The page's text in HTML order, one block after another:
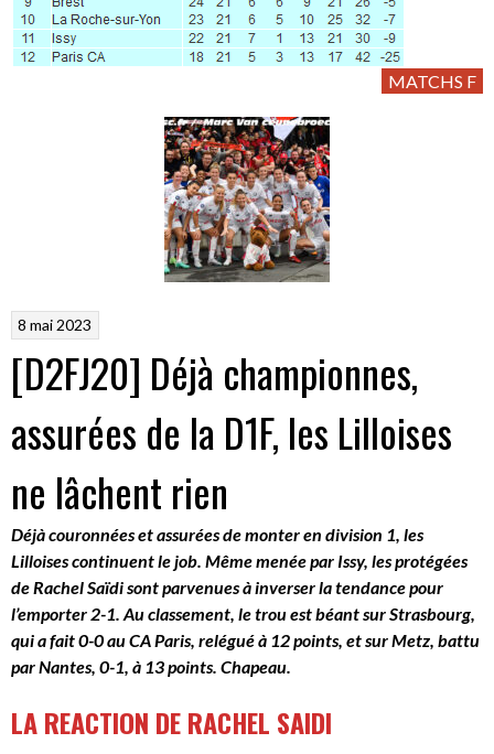
MATCHS F
8 mai 2023
[D2FJ20] Déjà championnes,
assurées de la D1F, les Lilloises
ne lâchent rien
Déjà couronnées et assurées de monter en division 1, les
Lilloises continuent le job. Même menée par Issy, les protégées
de Rachel Saïdi sont parvenues à inverser la tendance pour
l’emporter 2-1. Au classement, le trou est béant sur Strasbourg,
qui a fait 0-0 au CA Paris, relégué à 12 points, et sur Metz, battu
par Nantes, 0-1, à 13 points. Chapeau.
LA REACTION DE RACHEL SAIDI